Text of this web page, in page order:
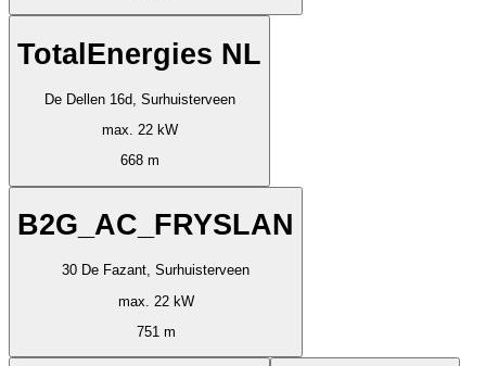
TotalEnergies NL
De Dellen 16d, Surhuisterveen
max. 22 kW
668 m
B2G_AC_FRYSLAN
30 De Fazant, Surhuisterveen
max. 22 kW
751 m